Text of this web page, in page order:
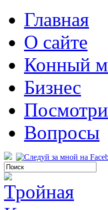
Главная
О сайте
Конный
Бизнес
Вопросы